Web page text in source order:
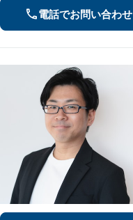
電話でお問い合わせ